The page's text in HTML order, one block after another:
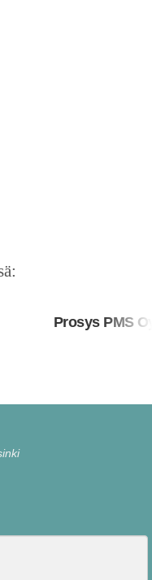
Prosys PMS Oy